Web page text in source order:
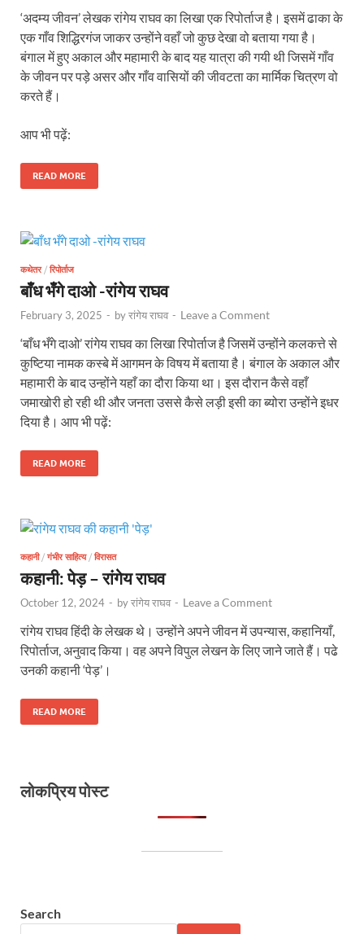
‘अदम्य जीवन’ लेखक रांगेय राघव का लिखा एक रिपोर्ताज है। इसमें ढाका के
एक गाँव शिद्धिरगंज जाकर उन्होंने वहाँ जो कुछ देखा वो बताया गया है।
बंगाल में हुए अकाल और महामारी के बाद यह यात्रा की गयी थी जिसमें गाँव
के जीवन पर पड़े असर और गाँव वासियों की जीवटता का मार्मिक चित्रण वो
करते हैं।
आप भी पढ़ें:
READ MORE
कथेतर/ रिपोर्ताज
बाँध भँगे दाओ -रांगेय राघव
February 3, 2025 - byरांगेय राघव - Leave a Comment
‘बाँध भँगे दाओ’ रांगेय राघव का लिखा रिपोर्ताज है जिसमें उन्होंने कलकत्ते से
कुष्टिया नामक कस्बे में आगमन के विषय में बताया है। बंगाल के अकाल और
महामारी के बाद उन्होंने यहाँ का दौरा किया था। इस दौरान कैसे वहाँ
जमाखोरी हो रही थी और जनता उससे कैसे लड़ी इसी का ब्योरा उन्होंने इधर
दिया है। आप भी पढ़ें:
READ MORE
कहानी/ गंभीर साहित्य/ विरासत
कहानी: पेड़ – रांगेय राघव
October 12, 2024 - byरांगेय राघव - Leave a Comment
रांगेय राघव हिंदी के लेखक थे। उन्होंने अपने जीवन में उपन्यास, कहानियाँ,
रिपोर्ताज, अनुवाद किया। वह अपने विपुल लेखन के लिए जाने जाते हैं। पढे
उनकी कहानी ‘पेड़’।
READ MORE
लोकप्रिय पोस्ट
Search